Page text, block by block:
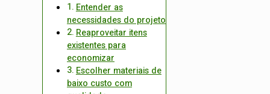
Entender as
necessidades do projeto
Reaproveitar itens
existentes para
economizar
Escolher materiais de
baixo custo com